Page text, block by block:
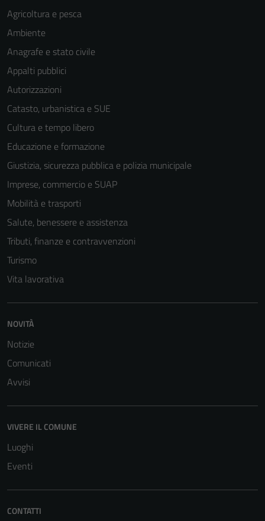
Agricoltura e pesca
Ambiente
Anagrafe e stato civile
Appalti pubblici
Autorizzazioni
Catasto, urbanistica e SUE
Cultura e tempo libero
Educazione e formazione
Giustizia, sicurezza pubblica e polizia municipale
Imprese, commercio e SUAP
Mobilità e trasporti
Salute, benessere e assistenza
Tributi, finanze e contravvenzioni
Turismo
Vita lavorativa
NOVITÀ
Notizie
Comunicati
Avvisi
VIVERE IL COMUNE
Luoghi
Eventi
CONTATTI
del sito e non